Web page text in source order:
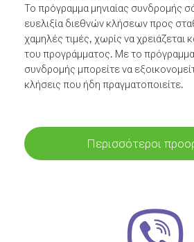
Το πρόγραμμα μηνιαίας συνδρομής
ευελιξία διεθνών κλήσεων προς
χαμηλές τιμές, χωρίς να
του προγράμματος. Με το πρόγραμμα
συνδρομής μπορείτε να
κλήσεις που ήδη πραγματοποιείτε.
Περισσότεροι